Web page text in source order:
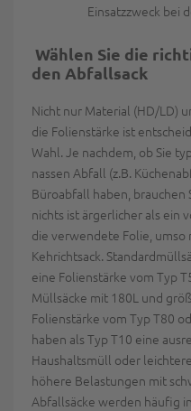
Einsatzzweck bei
Wählen Sie die
den Abfallsack
Nicht nur Material (HD/LD)
die Folienstärke ist
Wahl. Je nachdem, ob Sie
nassen Abfall (z.B.
Büroabfall haben,
nichts ist ärgerlicher als ein
die verwendete Folie,
Kehrichtsack.
eine Folienstärke vom Typ
Müllsäcke mit 180L und
Folienstärke vom Typ T80
haben als Typ T10 eine
Haushaltsmüll oder
höhere Belastungen mit
Abfallsäcke werden häufig